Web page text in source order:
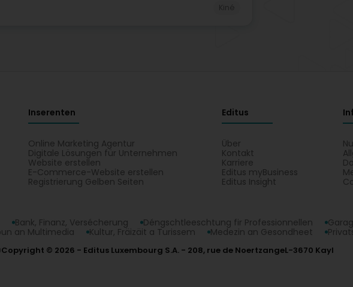
Inserenten
Online Marketing Agentur
Digitale Lösungen für Unternehmen
Website erstellen
E-Commerce-Website erstellen
Registrierung Gelben Seiten
Editus
Über
Kontakt
Karriere
Editus myBusiness
Editus Insight
Bank, Finanz, Versécherung Déngschtleeschtung fir Professionnellen
an Multimedia Kultur, Fräizäit a Turissem Medezin an Gesondheet
Copyright © 2026 Editus Luxembourg S.A. 208, rue de NoertzangeL-3670 Kayl